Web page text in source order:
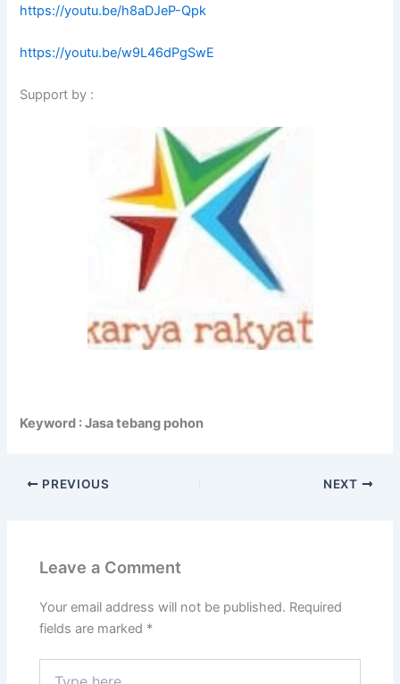
https://youtu.be/h8aDJeP-Qpk
https://youtu.be/w9L46dPgSwE
Support by :
Keyword : Jasa tebang pohon
PREVIOUS NEXT
Leave a Comment
Your email address will not be published. Required
fields are marked *